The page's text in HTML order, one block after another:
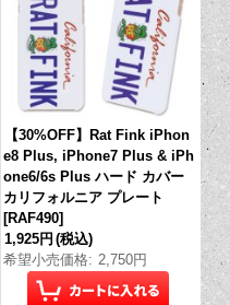
【30%OFF】Rat Fink iPhon
e8 Plus, iPhone7 Plus & iPh
one6/6s Plus ハード カバー
カリフォルニア プレート
[RAF490]
1,925円 (税込)
希望小売価格: 2,750円